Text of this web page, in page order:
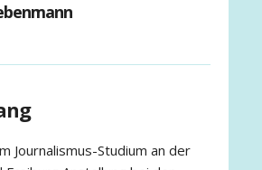
Journalismus-Studium an der